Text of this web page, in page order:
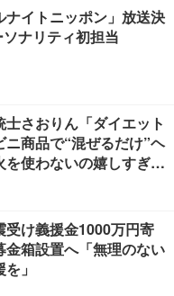
ナイトニッポン」放送決
ナリティ初担当
さおりん「ダイエット
商品で“混ぜるだけ”ヘ
使わないの嬉しすぎ
け義援金1000万円寄
箱設置へ「無理のない
」